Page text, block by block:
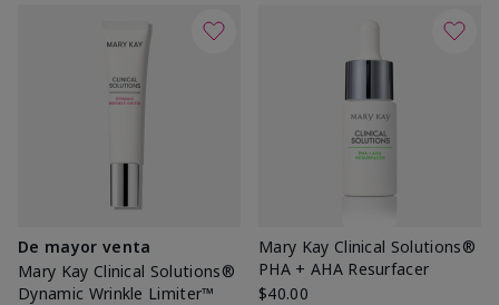
De mayor venta
Mary Kay Clinical Solutions®
Dynamic Wrinkle Limiter™
Mary Kay Clinical Solutions®
PHA + AHA Resurfacer
$40.00